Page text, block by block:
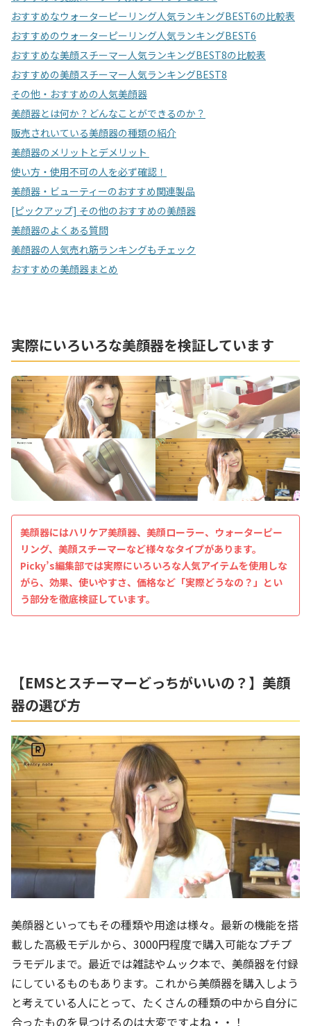
おすすめなウォーターピーリング人気ランキングBEST6の比較表
おすすめのウォーターピーリング人気ランキングBEST6
おすすめな美顔スチーマー人気ランキングBEST8の比較表
おすすめの美顔スチーマー人気ランキングBEST8
その他・おすすめの人気美顔器
美顔器とは何か？どんなことができるのか？
販売されいている美顔器の種類の紹介
美顔器のメリットとデメリット
使い方・使用不可の人を必ず確認！
美顔器・ビューティーのおすすめ関連製品
[ピックアップ] その他のおすすめの美顔器
美顔器のよくある質問
美顔器の人気売れ筋ランキングもチェック
おすすめの美顔器まとめ
実際にいろいろな美顔器を検証しています
美顔器にはハリケア美顔器、美顔ローラー、ウォーターピー
リング、美顔スチーマーなど様々なタイプがあります。
Picky’s編集部では実際にいろいろな人気アイテムを使用しな
がら、効果、使いやすさ、価格など「実際どうなの？」とい
う部分を徹底検証しています。
【EMSとスチーマーどっちがいいの？】 美顔
器の選び方
美顔器といってもその種類や用途は様々。最新の機能を搭
載した高級モデルから、3000円程度で購入可能なプチプ
ラモデルまで。最近では雑誌やムック本で、美顔器を付録
にしているものもあります。これから美顔器を購入しよう
と考えている人にとって、たくさんの種類の中から自分に
合ったものを見つけるのは大変ですよね・・！